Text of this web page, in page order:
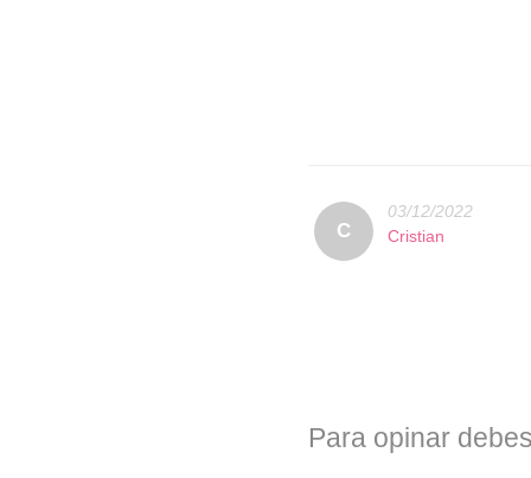
C
03/12/2022
Cristian
Para opinar